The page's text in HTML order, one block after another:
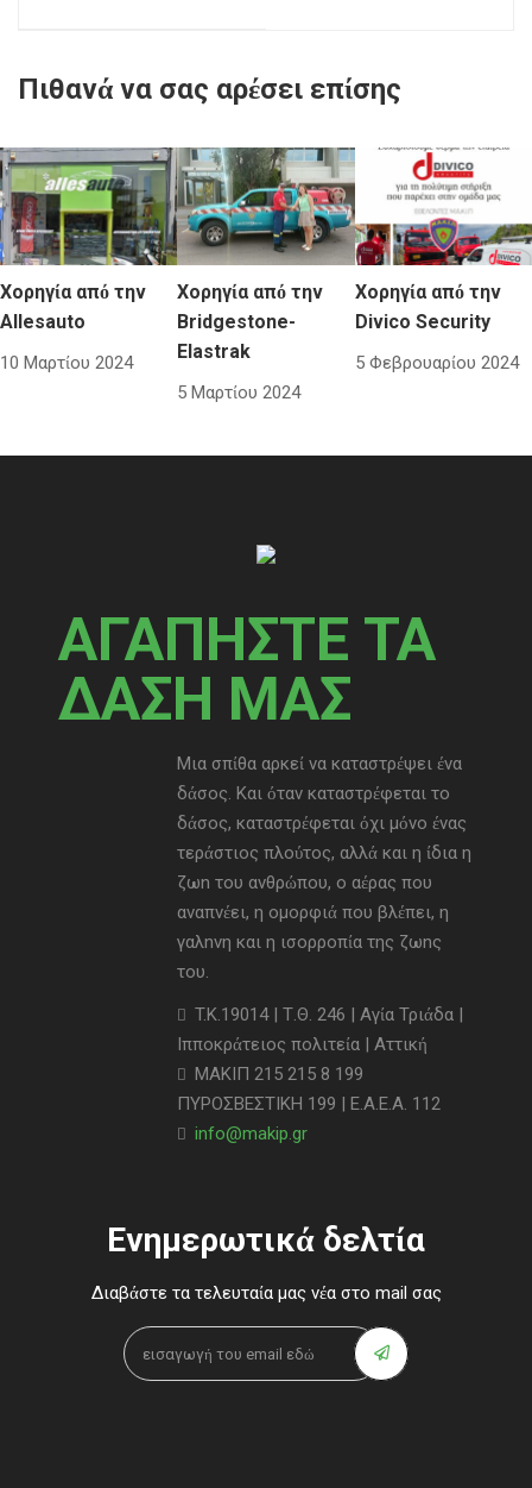
Πιθανά να σας αρέσει επίσης
Χορηγία από την
Allesauto
10 Μαρτίου 2024
Χορηγία από την
Bridgestone-
Elastrak
5 Μαρτίου 2024
Χορηγία από την
Divico Security
5 Φεβρουαρίου 2024
ΑΓΑΠΗΣΤΕ ΤΑ
ΔΑΣΗ ΜΑΣ
Μια σπίθα αρκεί να καταστρέψει ένα
δάσος. Και όταν καταστρέφεται το
δάσος, καταστρέφεται όχι μόνο ένας
τεράστιος πλούτος, αλλά και η ίδια η
ζωn του ανθρώπου, ο αέρας που
αναπνέει, η ομορφιά που βλέπει, η
γαλnνη και η ισορροπία της ζωnς
του.
T.K.19014 | Τ.Θ. 246 | Αγία Τριάδα |
Ιπποκράτειος πολιτεία | Αττική
ΜΑΚΙΠ 215 215 8 199
ΠΥΡΟΣΒΕΣΤΙΚΗ 199 | Ε.Α.Ε.Α. 112
info@makip.gr
Ενημερωτικά δελτία
Διαβάστε τα τελευταία μας νέα στο mail σας